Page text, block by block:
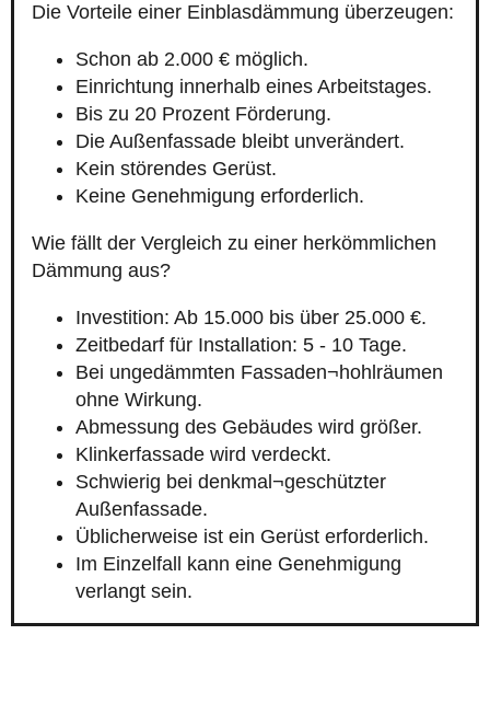
Die Vorteile einer Einblasdämmung überzeugen:
Schon ab 2.000 € möglich.
Einrichtung innerhalb eines Arbeitstages.
Bis zu 20 Prozent Förderung.
Die Außenfassade bleibt unverändert.
Kein störendes Gerüst.
Keine Genehmigung erforderlich.
Wie fällt der Vergleich zu einer herkömmlichen
Dämmung aus?
Investition: Ab 15.000 bis über 25.000 €.
Zeitbedarf für Installation: 5 - 10 Tage.
Bei ungedämmten Fassaden¬hohlräumen
ohne Wirkung.
Abmessung des Gebäudes wird größer.
Klinkerfassade wird verdeckt.
Schwierig bei denkmal¬geschützter
Außenfassade.
Üblicherweise ist ein Gerüst erforderlich.
Im Einzelfall kann eine Genehmigung
verlangt sein.